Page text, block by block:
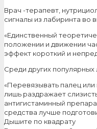
Врач -терапевт,
сигналы из лабиринта во
«Единственный
положении и движении
эффект короткий и
Среди других популярных
«Перевязывать палец
лишь раздражает
антигистаминный
средства лучше
Дышите по квадрату